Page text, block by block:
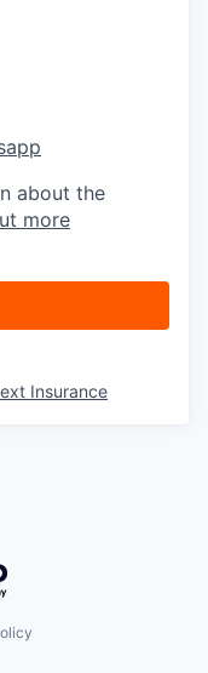
about the
more
Insurance